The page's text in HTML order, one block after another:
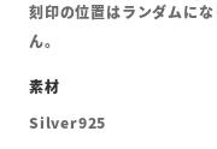
刻印の位置はランダムに
ん。
Silver925